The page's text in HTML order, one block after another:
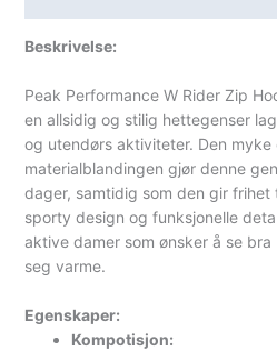
Beskrivelse:
Peak Performance W Rider Zip
en allsidig og stilig hettegenser
og utendørs aktiviteter. Den
materialblandingen gjør denne
dager, samtidig som den gir frihet
sporty design og funksjonelle
aktive damer som ønsker å se
seg varme.
Egenskaper:
Kompotisjon: